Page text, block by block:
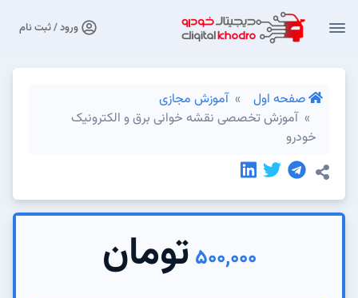
ورود / ثبت نام
صفحه اول
آموزش مجازی
آموزش تخصصی نقشه خوانی برق و الکترونیک
خودرو
500,000 تومان